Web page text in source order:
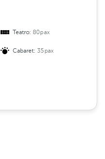
Teatro:80pax
Cabaret:35pax